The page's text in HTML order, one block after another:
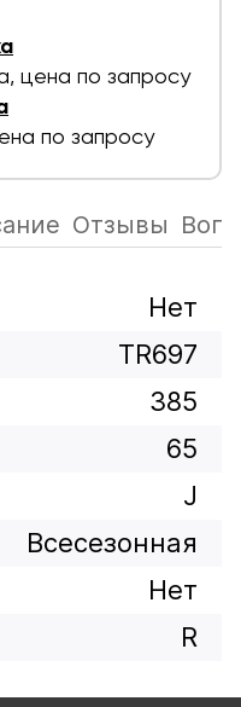
цена по запросу
по запросу
Отзывы
Нет
TR697
385
65
J
Всесезонная
Нет
R